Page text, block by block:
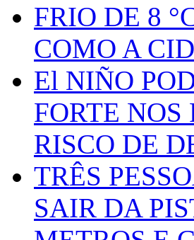
FRIO DE 8
COMO A
El NIÑO
FORTE
RISCO DE
TRÊS
SAIR DA